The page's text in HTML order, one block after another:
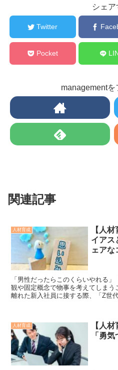
シェア
Twitter
Pocket
managementを
関連記事
人材育成
【人
イアス
ェアな
「男性だったらこのくらいやれる
観や固定概念で物事を考えてしま
離れた新入社員に接する際、「Z世
人材育成
【人
「勇気